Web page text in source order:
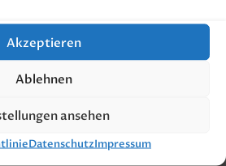
Akzeptieren
Ablehnen
ansehen
DatenschutzImpressum
laufen, fließt meine Energie in
am Herzen liegt: mein
im Tierschutz.